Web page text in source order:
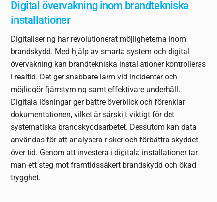
Digital övervakning inom brandtekniska
installationer
Digitalisering har revolutionerat möjligheterna inom
brandskydd. Med hjälp av smarta system och digital
övervakning kan brandtekniska installationer kontrolleras
i realtid. Det ger snabbare larm vid incidenter och
möjliggör fjärrstyrning samt effektivare underhåll.
Digitala lösningar ger bättre överblick och förenklar
dokumentationen, vilket är särskilt viktigt för det
systematiska brandskyddsarbetet. Dessutom kan data
användas för att analysera risker och förbättra skyddet
över tid. Genom att investera i digitala installationer tar
man ett steg mot framtidssäkert brandskydd och ökad
trygghet.